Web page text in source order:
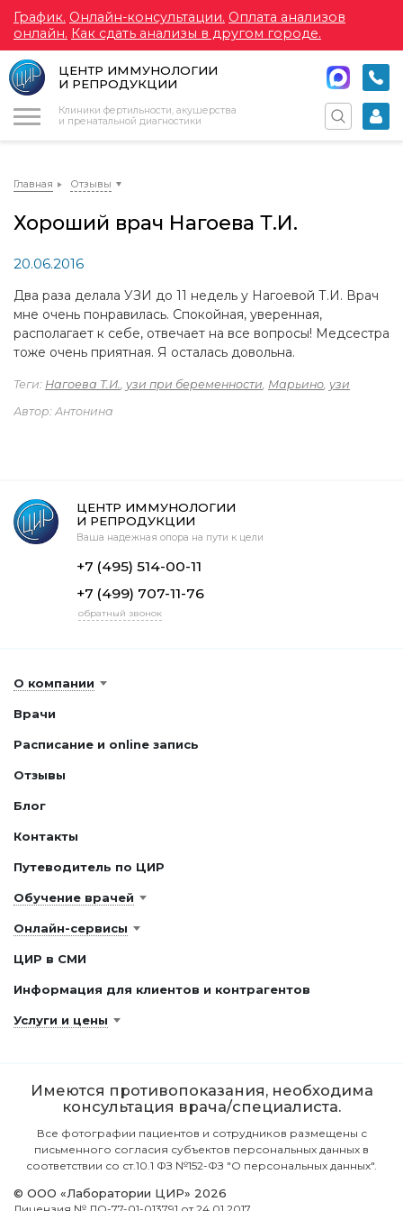
График. Онлайн-консультации. Оплата анализов
онлайн. Как сдать анализы в другом городе.
ЦЕНТР ИММУНОЛОГИИ
И РЕПРОДУКЦИИ
Клиники фертильности, акушерства
и пренатальной диагностики
Главная Отзывы
Хороший врач Нагоева Т.И.
20.06.2016
Два раза делала УЗИ до 11 недель у Нагоевой Т.И. Врач
мне очень понравилась. Спокойная, уверенная,
располагает к себе, отвечает на все вопросы! Медсестра
тоже очень приятная. Я осталась довольна.
Теги: Нагоева Т.И., узи при беременности, Марьино, узи
Автор: Антонина
ЦЕНТР ИММУНОЛОГИИ
И РЕПРОДУКЦИИ
Ваша надежная опора на пути к цели
+7 (495) 514-00-11
+7 (499) 707-11-76
обратный звонок
О компании
Врачи
Расписание и online запись
Отзывы
Блог
Контакты
Путеводитель по ЦИР
Обучение врачей
Онлайн-сервисы
ЦИР в СМИ
Информация для клиентов и контрагентов
Услуги и цены
Имеются противопоказания, необходима
консультация врача/специалиста.
Все фотографии пациентов и сотрудников размещены с
письменного согласия субъектов персональных данных в
соответствии со ст.10.1 ФЗ №152-ФЗ "О персональных данных".
© ООО «Лаборатории ЦИР» 2026